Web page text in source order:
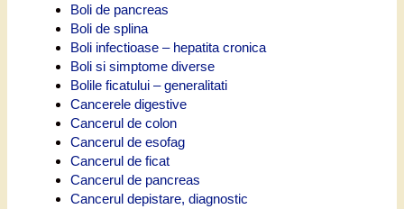
Boli de pancreas
Boli de splina
Boli infectioase – hepatita cronica
Boli si simptome diverse
Bolile ficatului – generalitati
Cancerele digestive
Cancerul de colon
Cancerul de esofag
Cancerul de ficat
Cancerul de pancreas
Cancerul depistare, diagnostic